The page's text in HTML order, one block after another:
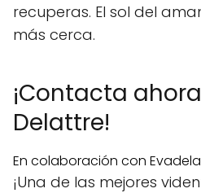
recuperas. El sol del
más cerca.
¡Contacta
Delattre!
En colaboración con
¡Una de las mejores